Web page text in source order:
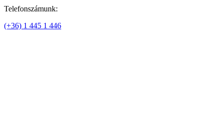
Telefonszámunk:
(+36) 1 445 1 446